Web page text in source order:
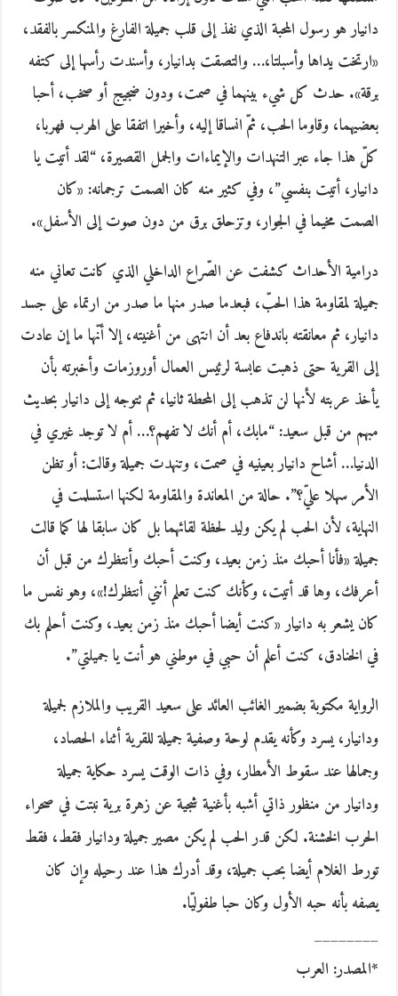
دانيار هو رسول المحبة الذي نفذ إلى قلب جميلة الفارغ والمنكسر بالفقد،
«ارتخت يداها وأسبلتا،… والتصقت بدانيار، وأسندت رأسها إلى كتفه
برقة». حدث كل شيء بينهما في صمت، ودون ضجيج أو صخب، أحبا
بعضيهما، وقاوما الحب، ثمّ انساقا إليه، وأخيرا اتفقا على الهرب فهربا،
كلّ هذا جاء عبر التنهدات والإيماءات والجمل القصيرة، “لقد أتيت يا
دانيار، أتيت بنفسي”، وفي كثير منه كان الصمت ترجمانه: «كان
الصمت مخيما في الجوار، وتزحلق برق من دون صوت إلى الأسفل».
درامية الأحداث كشفت عن الصّراع الداخلي الذي كانت تعاني منه
جميلة لمقاومة هذا الحبّ، فبعدما صدر منها ما صدر من ارتماء على جسد
دانيار، ثم معانقته باندفاع بعد أن انتهى من أغنيته، إلا أنّها ما إن عادت
إلى القرية حتى ذهبت عابسة لرئيس العمال أوروزمات وأخبرته بأن
يأخذ عربته لأنها لن تذهب إلى المحطة ثانيا، ثم تتوجه إلى دانيار بحديث
مبهم من قبل سعيد: “مابك، أم أنك لا تفهم؟… أم لا توجد غيري في
الدنيا… أشاح دانيار بعينيه في صمت، وتنهدت جميلة وقالت: أو تظن
الأمر سهلا عليّ؟”. حالة من المعاندة والمقاومة لكنها استسلمت في
النهاية، لأن الحب لم يكن وليد لحظة لقائهما بل كان سابقا لها كما قالت
جميلة «فأنا أحبك منذ زمن بعيد، وكنت أحبك وأنتظرك من قبل أن
أعرفك، وها قد أتيت، وكأنك كنت تعلم أنني أنتظرك!»، وهو نفس ما
كان يشعر به دانيار «كنت أيضا أحبك منذ زمن بعيد، وكنت أحلم بك
في الخنادق، كنت أعلم أن حبي في موطني هو أنت يا جميلتي”.
الرواية مكتوبة بضمير الغائب العائد على سعيد القريب والملازم لجميلة
ودانيار، يسرد وكأنه يقدم لوحة وصفية جميلة للقرية أثناء الحصاد،
وجمالها عند سقوط الأمطار، وفي ذات الوقت يسرد حكاية جميلة
ودانيار من منظور ذاتي أشبه بأغنية شجية عن زهرة برية نبتت في صحراء
الحرب الخشنة. لكن قدر الحب لم يكن مصير جميلة ودانيار فقط، فقط
تورط الغلام أيضا بحب جميلة، وقد أدرك هذا عند رحيله وإن كان
يصفه بأنه حبه الأول وكان حبا طفوليّا.
________
*المصدر: العرب